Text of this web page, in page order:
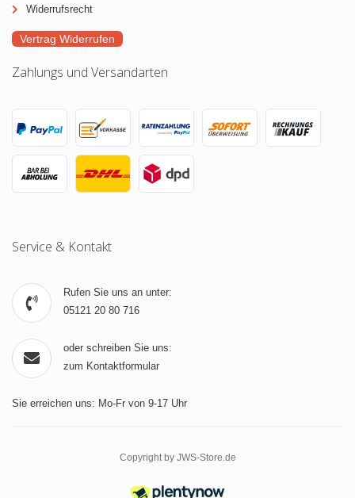
Widerrufsrecht
Vertrag Widerrufen
Zahlungs und Versandarten
Service & Kontakt
Rufen Sie uns an unter:
05121 20 80 716
oder schreiben Sie uns:
zum Kontaktformular
Sie erreichen uns: Mo-Fr von 9-17 Uhr
Copyright by JWS-Store.de